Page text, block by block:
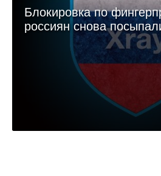
Блокировка по
россиян снова